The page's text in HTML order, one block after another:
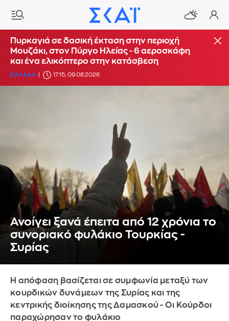
Πυρκαγιά σε δασική έκταση στην περιοχή
Μουζάκι, στον Πύργο Ηλείας - 6 αεροσκάφη
και ένα ελικόπτερο στην κατάσβεση
ΕΛΛΑΔΑ 17:15, 09.08.2026
Ανοίγει ξανά έπειτα από 12 χρόνια το
συνοριακό φυλάκιο Τουρκίας -
Συρίας
Η απόφαση βασίζεται σε συμφωνία μεταξύ των
κουρδικών δυνάμεων της Συρίας και της
κεντρικής διοίκησης της Δαμασκού - Οι Κούρδοι
παραχώρησαν το φυλάκιο